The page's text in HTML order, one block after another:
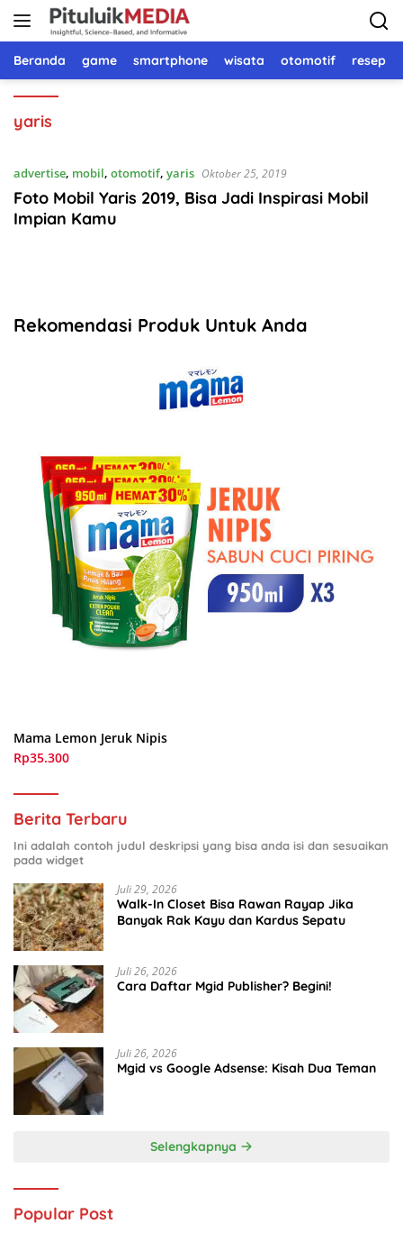
Langsung
Beranda game smartphone wisata otomotif resep
yaris
advertise, mobil, otomotif, yaris Oktober 25, 2019
Foto Mobil Yaris 2019, Bisa Jadi Inspirasi Mobil
Impian Kamu
Rekomendasi Produk Untuk Anda
Mama Lemon Jeruk Nipis
Rp35.300
Berita Terbaru
Ini adalah contoh judul deskripsi yang bisa anda isi dan sesuaikan
pada widget
Juli 29, 2026
Walk-In Closet Bisa Rawan Rayap Jika
Banyak Rak Kayu dan Kardus Sepatu
Juli 26, 2026
Cara Daftar Mgid Publisher? Begini!
Juli 26, 2026
Mgid vs Google Adsense: Kisah Dua Teman
Selengkapnya
Popular Post